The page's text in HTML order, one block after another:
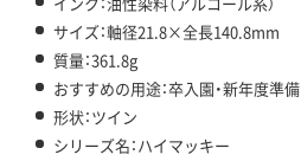
サイズ：軸径21.8×全長140.8mm
質量：361.8g
おすすめの用途：卒入園・新年度準備
形状：ツイン
シリーズ名：ハイマッキー